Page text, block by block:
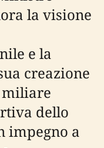
la visione
e la
creazione
miliare
dello
impegno a